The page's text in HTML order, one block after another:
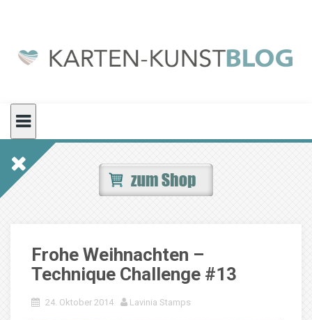
Frohe Weihnachten –
Technique Challenge #13
24. Oktober 2014 Lavinia Stamps